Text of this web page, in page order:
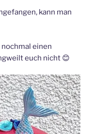
kann man
einen
euch nicht 😊